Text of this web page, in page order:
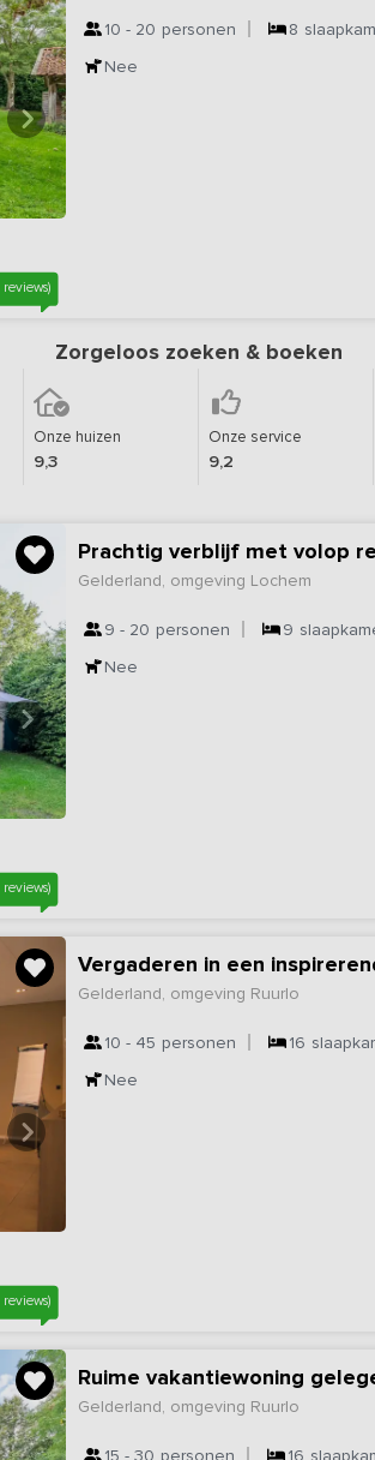
10 - 20 personen 8
Nee
Zorgeloos zoeken & boeken
Onze huizen
9,3
Onze service
9,2
Prachtig verblijf met volop
Gelderland, omgeving Lochem
9 - 20 personen 9
Nee
reviews)
Vergaderen in een
Gelderland, omgeving Ruurlo
10 - 45 personen 16
Nee
Ruime vakantiewoning
Gelderland, omgeving Ruurlo
15 - 30 personen 16